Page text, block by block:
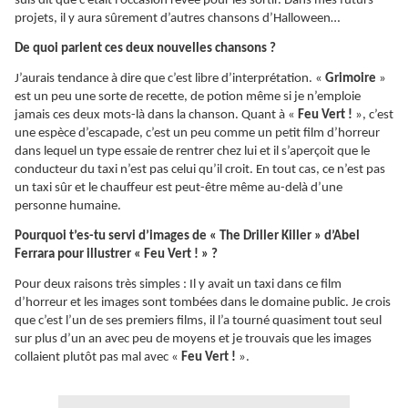
projets, il y aura sûrement d’autres chansons d’Halloween…
De quoi parlent ces deux nouvelles chansons ?
J’aurais tendance à dire que c’est libre d’interprétation. « Grimoire »
est un peu une sorte de recette, de potion même si je n’emploie
jamais ces deux mots-là dans la chanson. Quant à « Feu Vert ! », c’est
une espèce d’escapade, c’est un peu comme un petit film d’horreur
dans lequel un type essaie de rentrer chez lui et il s’aperçoit que le
conducteur du taxi n’est pas celui qu’il croit. En tout cas, ce n’est pas
un taxi sûr et le chauffeur est peut-être même au-delà d’une
personne humaine.
Pourquoi t’es-tu servi d’images de « The Driller Killer » d’Abel
Ferrara pour illustrer « Feu Vert ! » ?
Pour deux raisons très simples : Il y avait un taxi dans ce film
d’horreur et les images sont tombées dans le domaine public. Je crois
que c’est l’un de ses premiers films, il l’a tourné quasiment tout seul
sur plus d’un an avec peu de moyens et je trouvais que les images
collaient plutôt pas mal avec « Feu Vert ! ».